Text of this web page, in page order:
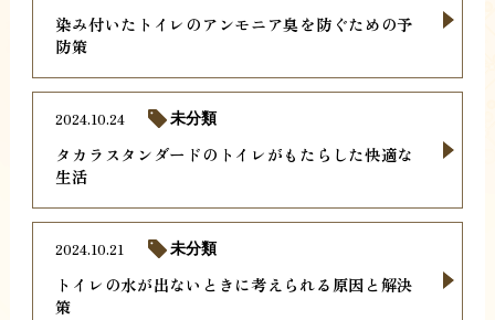
染み付いたトイレのアンモニア臭を防ぐための予
防策
タカラスタンダードのトイレがもたらした快適な
生活
2024.10.24 未分類
トイレの水が出ないときに考えられる原因と解決
策
2024.10.21 未分類